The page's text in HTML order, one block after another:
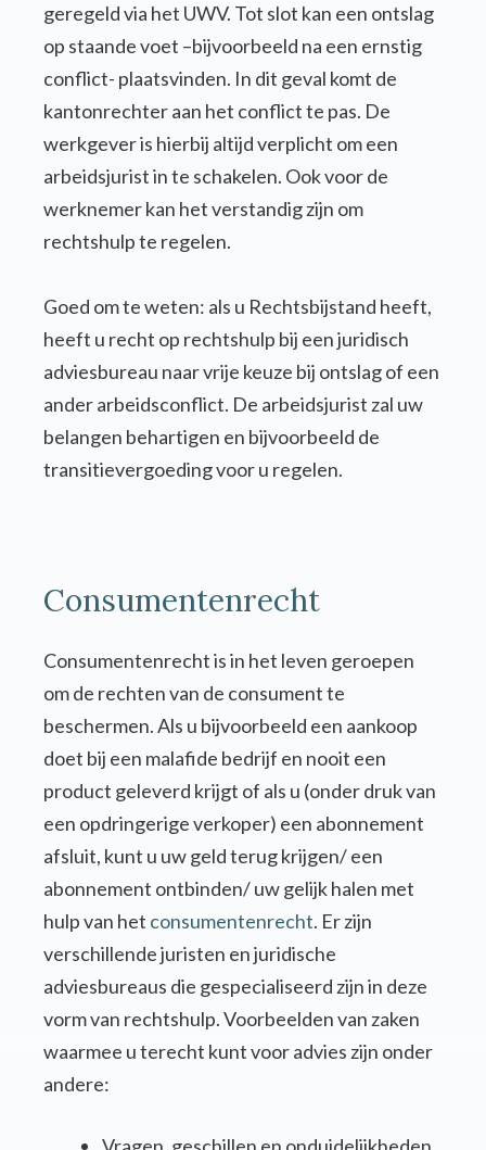
geregeld via het UWV. Tot slot kan een ontslag
op staande voet –bijvoorbeeld na een ernstig
conflict- plaatsvinden. In dit geval komt de
kantonrechter aan het conflict te pas. De
werkgever is hierbij altijd verplicht om een
arbeidsjurist in te schakelen. Ook voor de
werknemer kan het verstandig zijn om
rechtshulp te regelen.
Goed om te weten: als u Rechtsbijstand heeft,
heeft u recht op rechtshulp bij een juridisch
adviesbureau naar vrije keuze bij ontslag of een
ander arbeidsconflict. De arbeidsjurist zal uw
belangen behartigen en bijvoorbeeld de
transitievergoeding voor u regelen.
Consumentenrecht
Consumentenrecht is in het leven geroepen
om de rechten van de consument te
beschermen. Als u bijvoorbeeld een aankoop
doet bij een malafide bedrijf en nooit een
product geleverd krijgt of als u (onder druk van
een opdringerige verkoper) een abonnement
afsluit, kunt u uw geld terug krijgen/ een
abonnement ontbinden/ uw gelijk halen met
hulp van het consumentenrecht. Er zijn
verschillende juristen en juridische
adviesbureaus die gespecialiseerd zijn in deze
vorm van rechtshulp. Voorbeelden van zaken
waarmee u terecht kunt voor advies zijn onder
andere: